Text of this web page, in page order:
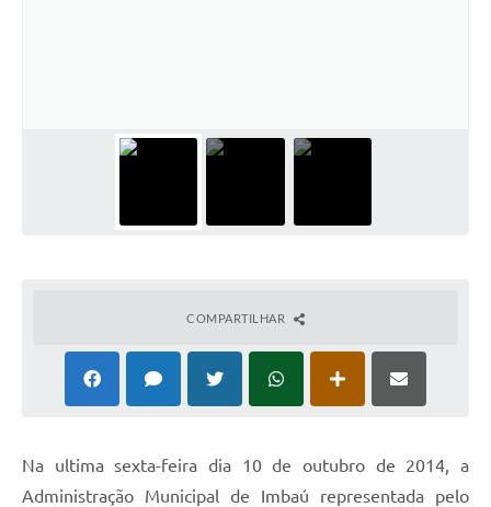
COMPARTILHAR
Na ultima sexta-feira dia 10 de outubro de 2014, a
Administração Municipal de Imbaú representada pelo